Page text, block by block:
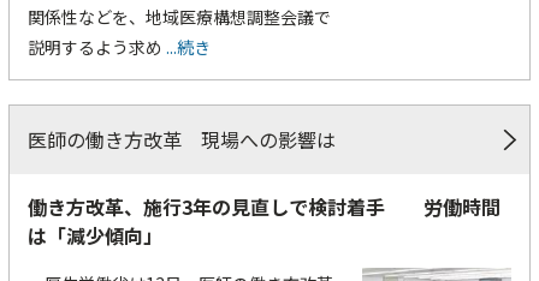
関係性などを、地域医療構想調整会議で
説明するよう求め ...続き
医師の働き方改革 現場への影響は
働き方改革、施行3年の見直しで検討着手 労働時間
は「減少傾向」